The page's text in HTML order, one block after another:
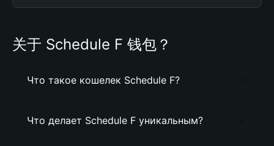
关于 Schedule F 钱包？
Что такое кошелек Schedule F?
Что делает Schedule F уникальным?